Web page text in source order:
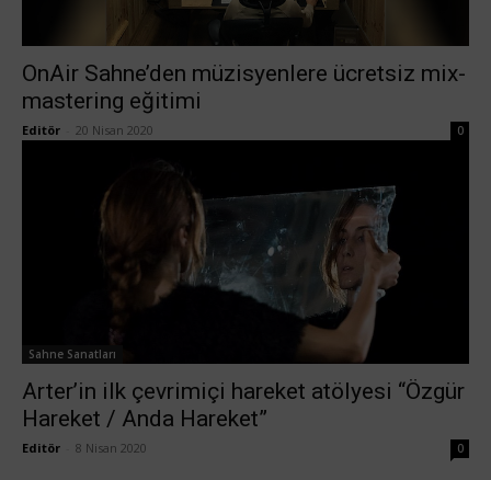
OnAir Sahne’den müzisyenlere ücretsiz mix-
mastering eğitimi
Editör 20 Nisan 2020 0
Sahne Sanatları
Arter’in ilk çevrimiçi hareket atölyesi “Özgür
Hareket / Anda Hareket”
Editör 8 Nisan 2020 0